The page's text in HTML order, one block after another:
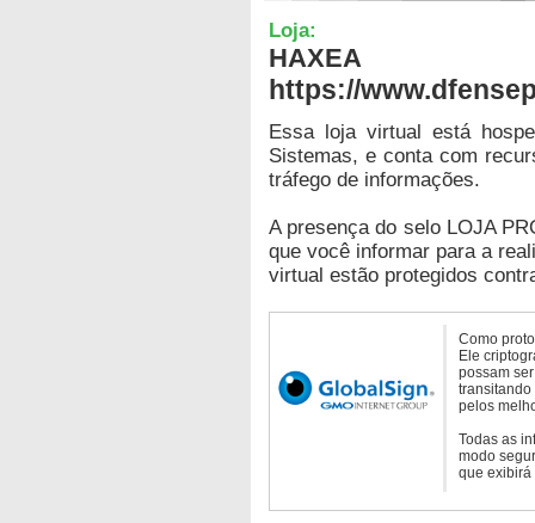
Loja:
HAXEA
https://
Essa loja virtual está
Sistemas, e conta com
tráfego de informações.
A presença do selo LOJA
que você informar para a
virtual estão protegidos
Como
Ele
possam
transitando
pelos
Todas as
modo
que exibirá